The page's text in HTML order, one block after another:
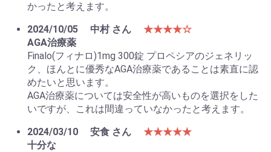
かったと考えます。
2024/10/05
中村 さん
★★★★☆
AGA治療薬
Finalo(フィナロ)1mg 300錠 プロペシアのジェネリッ
ク、ほんとに優秀なAGA治療薬であることは素直に認
めたいと思います。
AGA治療薬については安全性が高いものを選択をした
いですが、これは間違っていなかったと考えます。
2024/03/10
安食 さん
★★★★★
十分な